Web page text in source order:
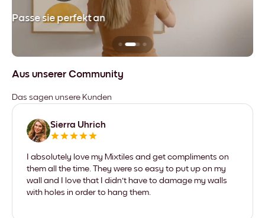
Passe sie perfekt an
Aus unserer Community
Das sagen unsere Kunden
Sierra Uhrich
I absolutely love my Mixtiles and get compliments on
them all the time. They were so easy to put up on my
wall and I love that I didn't have to damage my walls
with holes in order to hang them.